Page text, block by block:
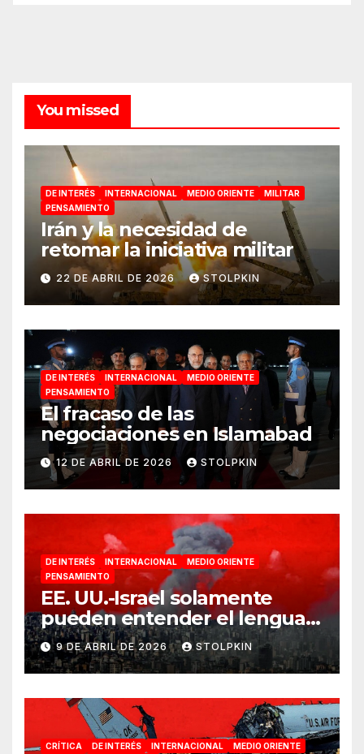
You missed
DE INTERÉS INTERNACIONAL MEDIO ORIENTE
MILITAR
PENSAMIENTO
Irán y la necesidad de
retomar la iniciativa militar
22 DE ABRIL DE 2026 STOLPKIN
DE INTERÉS INTERNACIONAL
MEDIO ORIENTE
PENSAMIENTO
El fracaso de las
negociaciones en Islamabad
12 DE ABRIL DE 2026 STOLPKIN
DE INTERÉS INTERNACIONAL
MEDIO ORIENTE
PENSAMIENTO
EE. UU.-Israel solamente
pueden entender el lenguaje
de la guerra
9 DE ABRIL DE 2026 STOLPKIN
CRÍTICA DE INTERÉS INTERNACIONAL
MEDIO ORIENTE